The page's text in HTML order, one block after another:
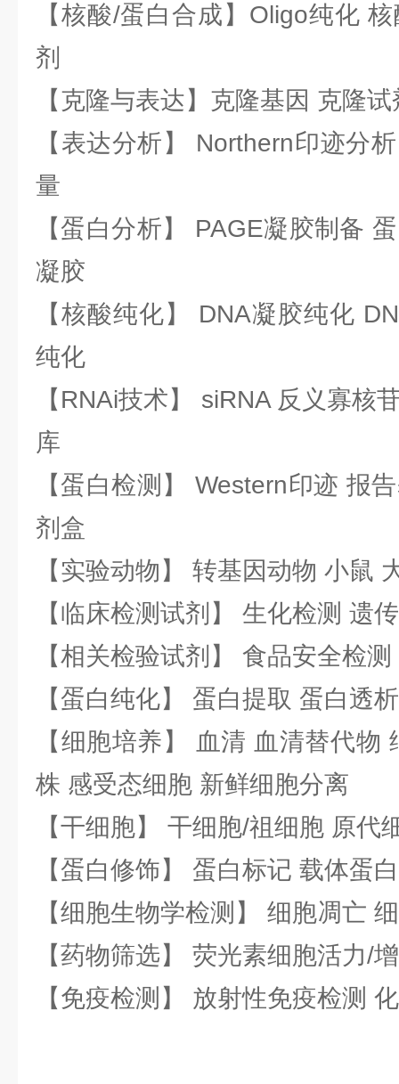
【核酸/蛋白合成】Oligo纯化
剂
【克隆与表达】克隆基因 克隆
【表达分析】 Northern印迹分
量
【蛋白分析】 PAGE凝胶制备
凝胶
【核酸纯化】 DNA凝胶纯化
纯化
【RNAi技术】 siRNA 反义寡核
库
【蛋白检测】 Western印迹 报
剂盒
【实验动物】 转基因动物 小鼠
【临床检测试剂】 生化检测 遗
【相关检验试剂】 食品安全检
【蛋白纯化】 蛋白提取 蛋白透
【细胞培养】 血清 血清替代物
株 感受态细胞 新鲜细胞分离
【干细胞】 干细胞/祖细胞 原代
【蛋白修饰】 蛋白标记 载体蛋
【细胞生物学检测】 细胞凋亡
【药物筛选】 荧光素细胞活力/
【免疫检测】 放射性免疫检测